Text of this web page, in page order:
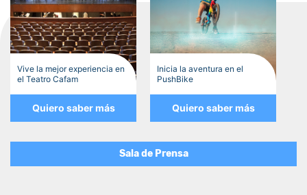
Vive la mejor experiencia en
el Teatro Cafam
Quiero saber más
Inicia la aventura en el
PushBike
Quiero saber más
Sala de Prensa